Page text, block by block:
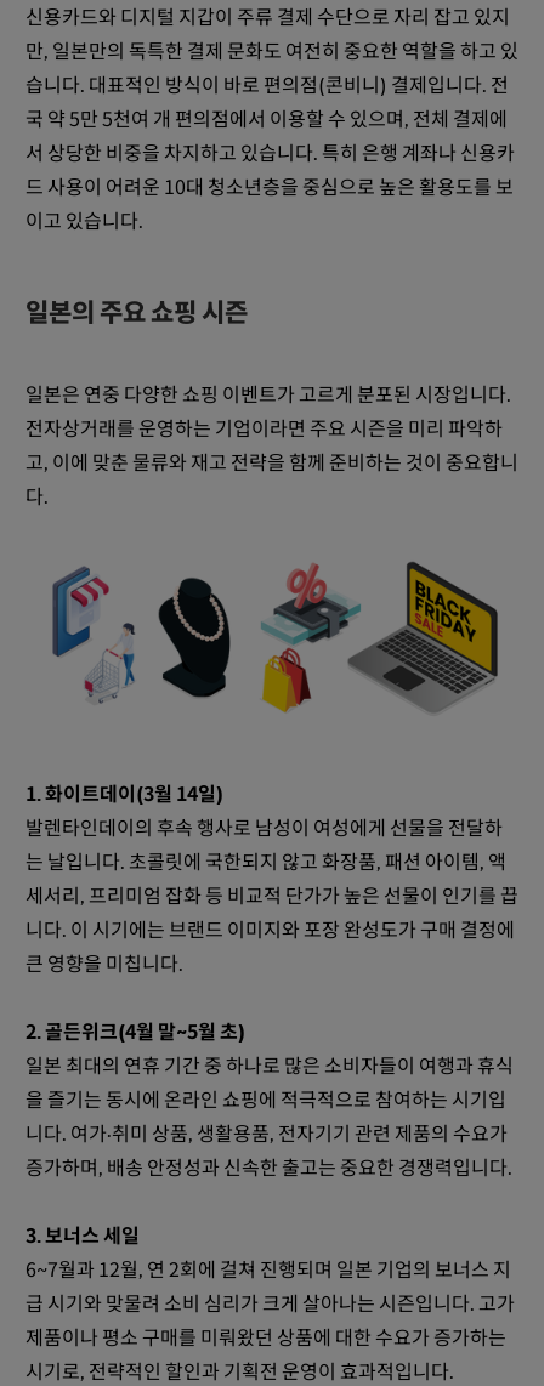
신용카드와 디지털 지갑이 주류 결제 수단으로 자리 잡고 있지
만, 일본만의 독특한 결제 문화도 여전히 중요한 역할을 하고 있
습니다. 대표적인 방식이 바로 편의점(콘비니) 결제입니다. 전
국 약 5만 5천여 개 편의점에서 이용할 수 있으며, 전체 결제에
서 상당한 비중을 차지하고 있습니다. 특히 은행 계좌나 신용카
드 사용이 어려운 10대 청소년층을 중심으로 높은 활용도를 보
이고 있습니다.
일본의 주요 쇼핑 시즌
일본은 연중 다양한 쇼핑 이벤트가 고르게 분포된 시장입니다.
전자상거래를 운영하는 기업이라면 주요 시즌을 미리 파악하
고, 이에 맞춘 물류와 재고 전략을 함께 준비하는 것이 중요합니
다.
1. 화이트데이(3월 14일)
발렌타인데이의 후속 행사로 남성이 여성에게 선물을 전달하
는 날입니다. 초콜릿에 국한되지 않고 화장품, 패션 아이템, 액
세서리, 프리미엄 잡화 등 비교적 단가가 높은 선물이 인기를 끕
니다. 이 시기에는 브랜드 이미지와 포장 완성도가 구매 결정에
큰 영향을 미칩니다.
2. 골든위크(4월 말~5월 초)
일본 최대의 연휴 기간 중 하나로 많은 소비자들이 여행과 휴식
을 즐기는 동시에 온라인 쇼핑에 적극적으로 참여하는 시기입
니다. 여가·취미 상품, 생활용품, 전자기기 관련 제품의 수요가
증가하며, 배송 안정성과 신속한 출고는 중요한 경쟁력입니다.
3. 보너스 세일
6~7월과 12월, 연 2회에 걸쳐 진행되며 일본 기업의 보너스 지
급 시기와 맞물려 소비 심리가 크게 살아나는 시즌입니다. 고가
제품이나 평소 구매를 미뤄왔던 상품에 대한 수요가 증가하는
시기로, 전략적인 할인과 기획전 운영이 효과적입니다.